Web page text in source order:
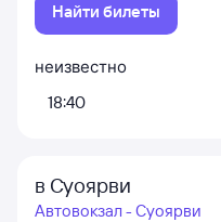
Найти билеты
неизвестно
18:40
в Суоярви
Автовокзал - Суоярви